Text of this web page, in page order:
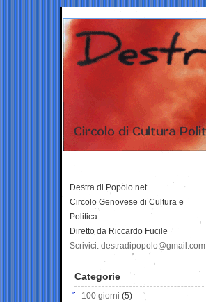
Destra di Popolo.net
Circolo Genovese di Cultura e
Politica
Diretto da Riccardo Fucile
Scrivici: destradipopolo@gmail.com
Categorie
100 giorni (5)